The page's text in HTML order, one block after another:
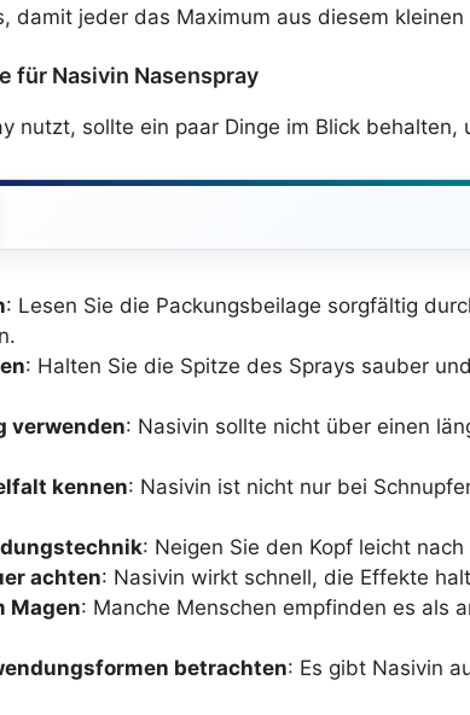
damit jeder das Maximum aus diesem
für Nasivin Nasenspray
nutzt, sollte ein paar Dinge im Blick
: Lesen Sie die Packungsbeilage sorgfältig
: Halten Sie die Spitze des Sprays sauber
verwenden: Nasivin sollte nicht über einen
kennen: Nasivin ist nicht nur bei
: Neigen Sie den Kopf leicht
achten: Nasivin wirkt schnell, die Effekte
Magen: Manche Menschen empfinden es als
betrachten: Es gibt Nasivin